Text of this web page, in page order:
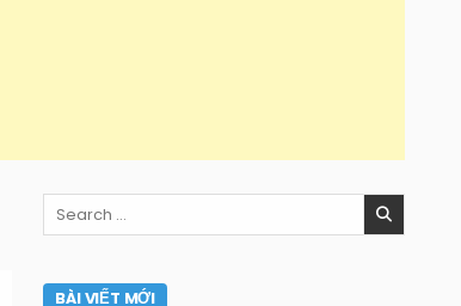
Search
for:
BÀI VIẾT MỚI